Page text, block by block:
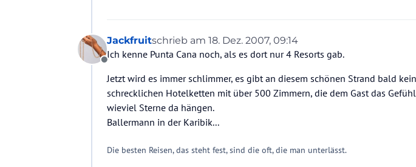
Offline
Jackfruitschrieb am 18. Dez. 2007, 09:14
zuletzt editiert von
Ich kenne Punta Cana noch, als es dort nur 4 Resorts gab.
Jetzt wird es immer schlimmer, es gibt an diesem schönen Strand bald
schrecklichen Hotelketten mit über 500 Zimmern, die dem Gast das
wieviel Sterne da hängen.
Ballermann in der Karibik...
Die besten Reisen, das steht fest, sind die oft, die man unterlässt.